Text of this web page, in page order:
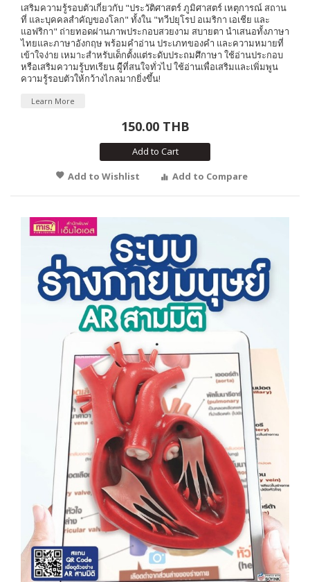
เสริมความรู้รอบตัวเกี่ยวกับ "ประวัติศาสตร์ ภูมิศาสตร์ เหตุการณ์ สถาน
ที่ และบุคคลสำคัญของโลก" ทั้งใน "ทวีปยุโรป อเมริกา เอเชีย และ
แอฟริกา" ถ่ายทอดผ่านภาพประกอบสวยงาม สบายตา นำเสนอทั้งภาษา
ไทยและภาษาอังกฤษ พร้อมคำอ่าน ประเภทของคำ และความหมายที่
เข้าใจง่าย เหมาะสำหรับเด็กตั้งแต่ระดับประถมศึกาษา ใช้อ่านประกอบ
หรือเสริมความรู้บทเรียน ผู้ีที่สนใจทั่วไป ใช้อ่านเพื่อเสริมและเพิ่มพูน
ความรู้รอบตัวให้กว้างไกลมากยิ่งขึ้น!
Learn More
150.00 THB
Add to Cart
Add to Wishlist
Add to Compare